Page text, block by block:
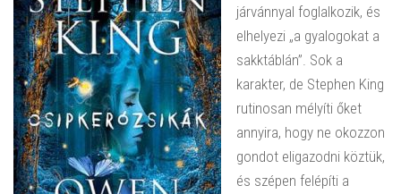
járvánnyal foglalkozik, és
elhelyezi „a gyalogokat a
sakktáblán”. Sok a
karakter, de Stephen King
rutinosan mélyíti őket
annyira, hogy ne okozzon
gondot eligazodni köztük,
és szépen felépíti a